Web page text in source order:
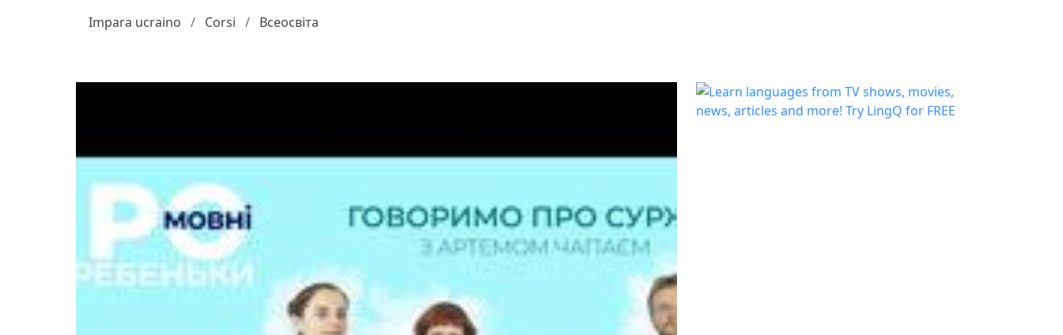
Impara ucraino
Corsi Всеосвіта